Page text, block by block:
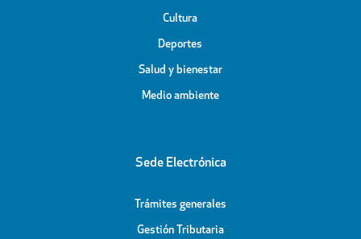
Cultura
Deportes
Salud y bienestar
Medio ambiente
Sede Electrónica
Trámites generales
Gestión Tributaria